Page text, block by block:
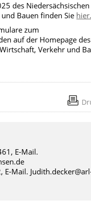
des Niedersächsischen
Bauen finden Sie
zum
auf der Homepage des
Verkehr und
E-Mail.
Mail.